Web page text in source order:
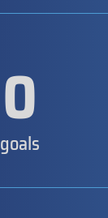
0
goals